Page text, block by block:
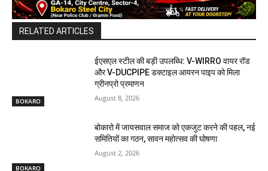
RELATED ARTICLES
BOKARO
ईएसएल स्टील की बड़ी उपलब्धि: V-WIRRO वायर रॉड
और V-DUCPIPE डक्टाइल आयरन पाइप को मिला
ग्रीनप्रो प्रमाणन
August 8, 2026
BOKARO
बोकारो में जायसवाल समाज को एकजुट करने की पहल, नई
समितियों का गठन, सावन महोत्सव की घोषणा
August 2, 2026